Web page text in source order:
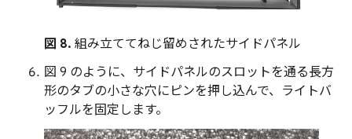
図 8. 組み立ててねじ留めされたサイドパネル
図 9 のように、サイドパネルのスロットを通る長方
形のタブの小さな穴にピンを押し込んで、ライトバ
ッフルを固定します。